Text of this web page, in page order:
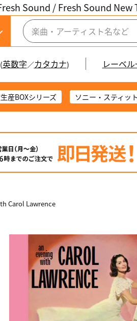
Sound / Fresh Sound New
英数字／カタカナ) レーベ
産BOXシリーズ ソニー・スティット
Carol Lawrence